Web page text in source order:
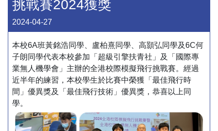
挑戰賽2024獲獎
2024-04-27
本校6A班黃銘浩同學、盧柏熹同學、高顥弘同學及6C何
子朗同學代表本校參加「超級引擎扶青社」及「國際專
業無人機學會」主辦的全港校際模擬飛行挑戰賽。經過
近半年的練習，本校學生於比賽中榮獲「最佳飛行時
間」優異獎及「最佳飛行技術」優異獎，恭喜以上同
學。